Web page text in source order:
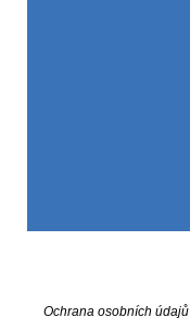
Ochrana osobních údajů